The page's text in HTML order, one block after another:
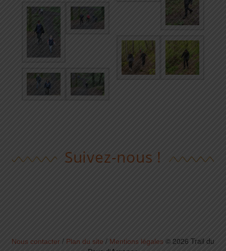
Suivez-nous !
Nous contacter / Plan du site / Mentions légales © 2026 Trail du